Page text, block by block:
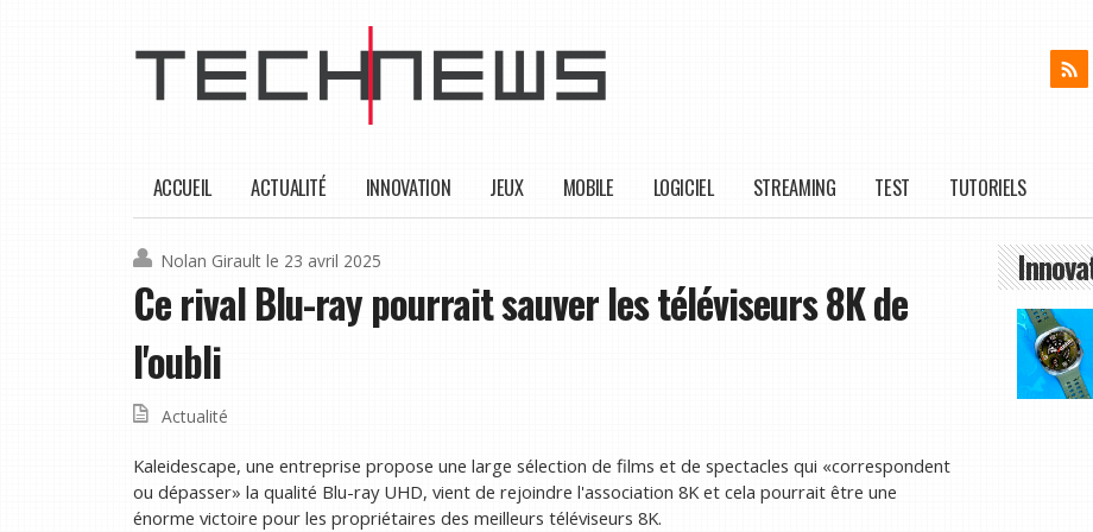
ACCUEIL ACTUALITÉ INNOVATION JEUX MOBILE LOGICIEL STREAMING TEST TUTORIELS
Nolan Girault le 23 avril 2025
Ce rival Blu-ray pourrait sauver les téléviseurs 8K de
l'oubli
Actualité
Kaleidescape, une entreprise propose une large sélection de films et de spectacles qui «correspondent
ou dépasser» la qualité Blu-ray UHD, vient de rejoindre l'association 8K et cela pourrait être une
énorme victoire pour les propriétaires des meilleurs téléviseurs 8K.